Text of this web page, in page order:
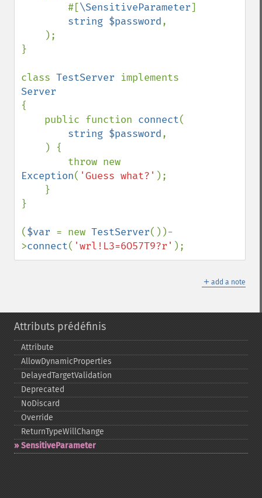
        #[
\SensitiveParameter]
string $password,
}
class TestServer
{
    public function
connect(
string $password,
Exception( 'Guess what?' );
}
($var = new TestServer())-
>connect( 'wrl!L3=6O57T9?r' );
＋ add a note
Attributs prédéfinis
Attribute
AllowDynamicProperties
DelayedTargetValidation
Deprecated
NoDiscard
Override
ReturnTypeWillChange
SensitiveParameter